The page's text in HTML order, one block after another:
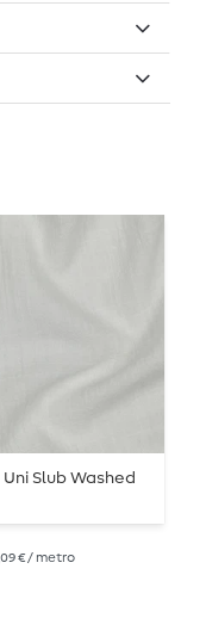
Slub Washed
€ / metro